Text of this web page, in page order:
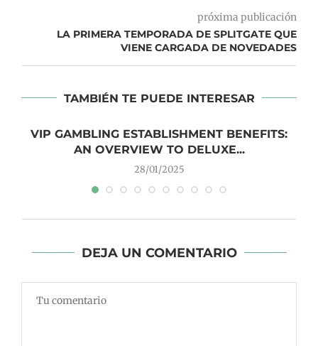
próxima publicación
LA PRIMERA TEMPORADA DE SPLITGATE QUE
VIENE CARGADA DE NOVEDADES
TAMBIÉN TE PUEDE INTERESAR
VIP GAMBLING ESTABLISHMENT BENEFITS:
AN OVERVIEW TO DELUXE...
28/01/2025
DEJA UN COMENTARIO